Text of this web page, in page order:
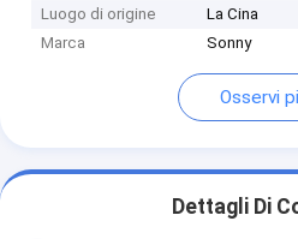
Luogo di origine
La Cina
Marca
Sonny
Osservi
Dettagli Di